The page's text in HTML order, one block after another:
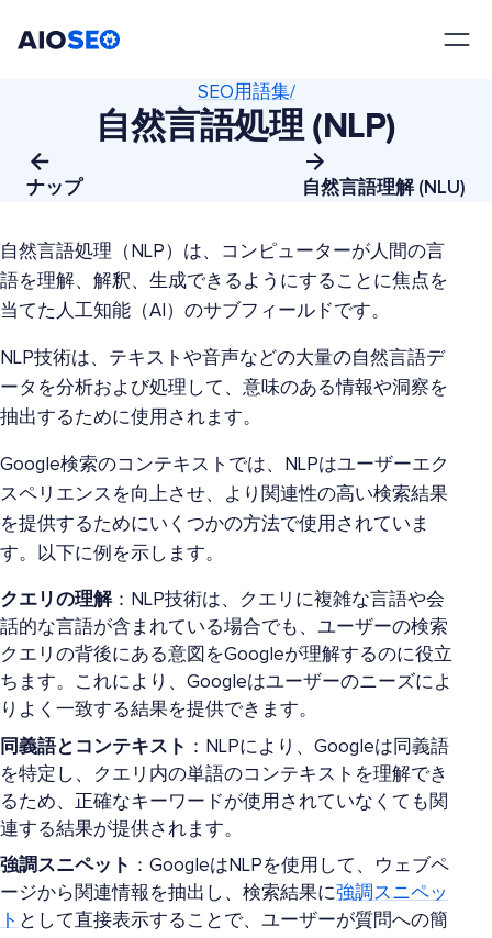
ナップ
SEO用語集/
自然言語処理 (NLP)
自然言語理解 (NLU)
自然言語処理（NLP）は、コンピューターが人間の言
語を理解、解釈、生成できるようにすることに焦点を
当てた人工知能（AI）のサブフィールドです。
NLP技術は、テキストや音声などの大量の自然言語デ
ータを分析および処理して、意味のある情報や洞察を
抽出するために使用されます。
Google検索のコンテキストでは、NLPはユーザーエク
スペリエンスを向上させ、より関連性の高い検索結果
を提供するためにいくつかの方法で使用されていま
す。以下に例を示します。
クエリの理解：NLP技術は、クエリに複雑な言語や会
話的な言語が含まれている場合でも、ユーザーの検索
クエリの背後にある意図をGoogleが理解するのに役立
ちます。これにより、Googleはユーザーのニーズによ
りよく一致する結果を提供できます。
同義語とコンテキスト ：NLPにより、Googleは同義語
を特定し、クエリ内の単語のコンテキストを理解でき
るため、正確なキーワードが使用されていなくても関
連する結果が提供されます。
強調スニペット ：GoogleはNLPを使用して、ウェブペ
ージから関連情報を抽出し、検索結果に強調スニペッ
ト として直接表示することで、ユーザーが質問への簡